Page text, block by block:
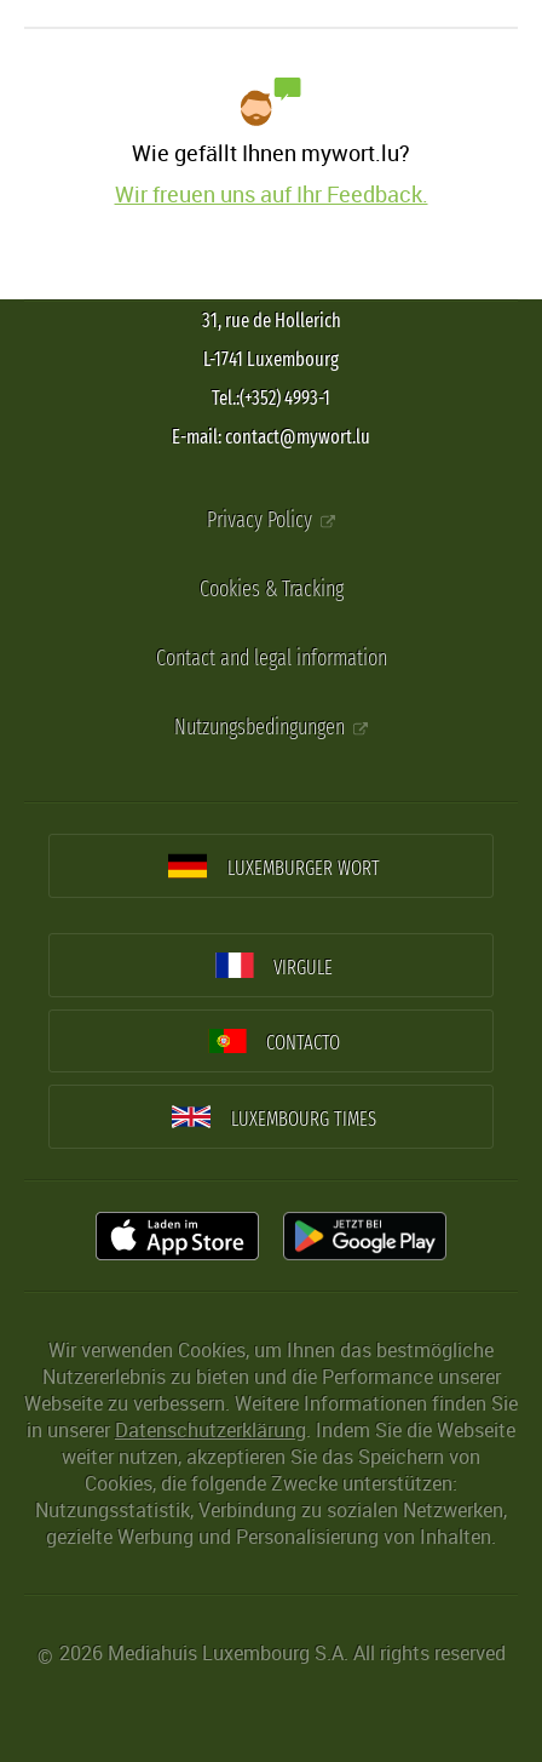
Wie gefällt Ihnen mywort.lu?
Wir freuen uns auf Ihr Feedback.
31, rue de Hollerich
L-1741 Luxembourg
Tel.:(+352) 4993-1
E-mail: contact@mywort.lu
Privacy Policy
Cookies & Tracking
Contact and legal information
Nutzungsbedingungen
LUXEMBURGER WORT
VIRGULE
CONTACTO
LUXEMBOURG TIMES
Wir verwenden Cookies, um Ihnen das bestmögliche
Nutzererlebnis zu bieten und die Performance unserer
Webseite zu verbessern. Weitere Informationen finden Sie
in unserer Datenschutzerklärung. Indem Sie die Webseite
weiter nutzen, akzeptieren Sie das Speichern von
Cookies, die folgende Zwecke unterstützen:
Nutzungsstatistik, Verbindung zu sozialen Netzwerken,
gezielte Werbung und Personalisierung von Inhalten.
© 2026 Mediahuis Luxembourg S.A. All rights reserved